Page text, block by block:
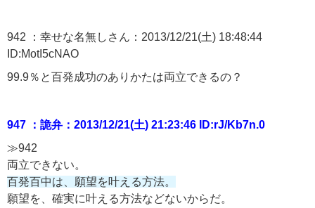
942 ：幸せな名無しさん：2013/12/21(土) 18:48:44
ID:MotI5cNAO
99.9％と百発成功のありかたは両立できるの？
947 ：詭弁：2013/12/21(土) 21:23:46 ID:rJ/Kb7n.0
≫942
両立できない。
百発百中は、願望を叶える方法。
願望を、確実に叶える方法などないからだ。